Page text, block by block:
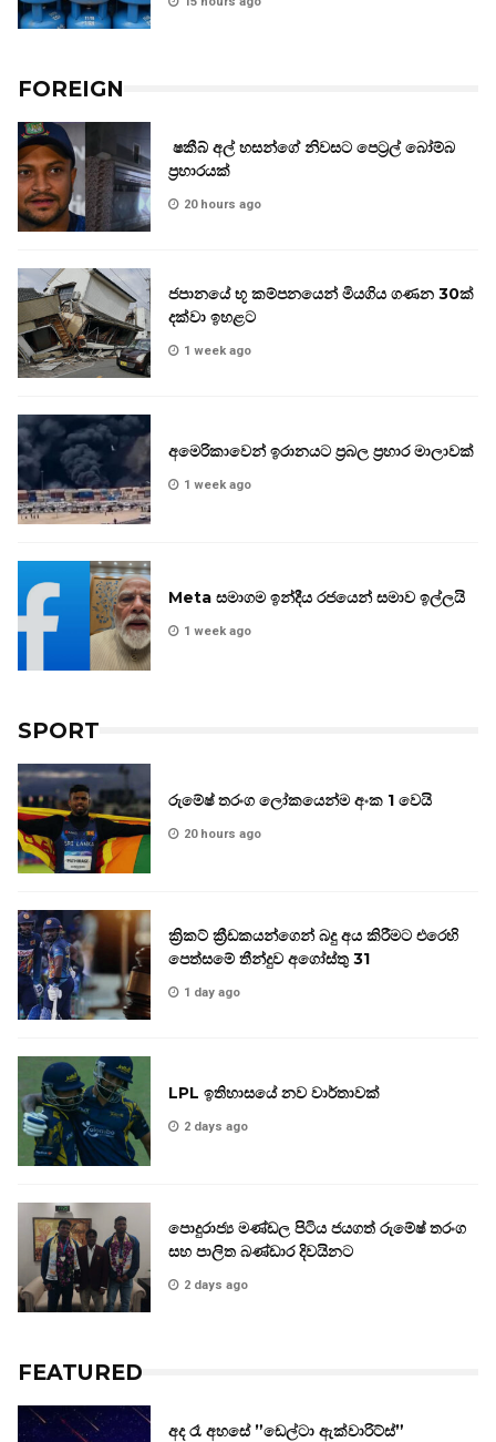
FOREIGN
ෂකීබ් අල් හසන්ගේ නිවසට පෙට්‍රල් බෝම්බ
ප්‍රහාරයක්
20 hours ago
ජපානයේ භූ කම්පනයෙන් මියගිය ගණන 30ක්
දක්වා ඉහළට
1 week ago
අමෙරිකාවෙන් ඉරානයට ප්‍රබල ප්‍රහාර මාලාවක්
1 week ago
Meta සමාගම ඉන්දීය රජයෙන් සමාව ඉල්ලයි
1 week ago
SPORT
රුමේෂ් තරංග ලෝකයෙන්ම අංක 1 වෙයි
20 hours ago
ක්‍රිකට් ක්‍රීඩකයන්ගෙන් බදු අය කිරීමට එරෙහි
පෙත්සමේ තීන්දුව අගෝස්තු 31
1 day ago
LPL ඉතිහාසයේ නව වාර්තාවක්
2 days ago
පොදුරාජ්‍ය මණ්ඩල පිටිය ජයගත් රුමේෂ් තරංග
සහ පාලිත බණ්ඩාර දිවයිනට
2 days ago
FEATURED
අද රෑ අහසේ ”ඩෙල්ටා ඇක්වාරිට්ස්”